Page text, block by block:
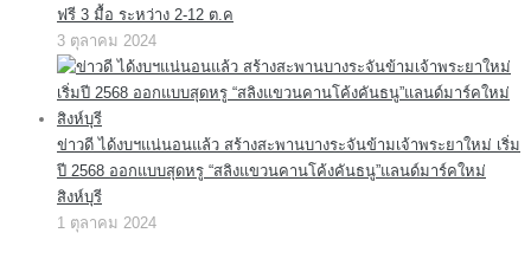
ฟรี 3 มื้อ ระหว่าง 2-12 ต.ค
3 ตุลาคม 2024
ข่าวดี ได้งบฯแน่นอนแล้ว สร้างสะพานบางระจันข้ามเจ้าพระยาใหม่ เริ่ม
ปี 2568 ออกแบบสุดหรู “สลิงแขวนคานโค้งคันธนู”แลนด์มาร์คใหม่
สิงห์บุรี
1 ตุลาคม 2024